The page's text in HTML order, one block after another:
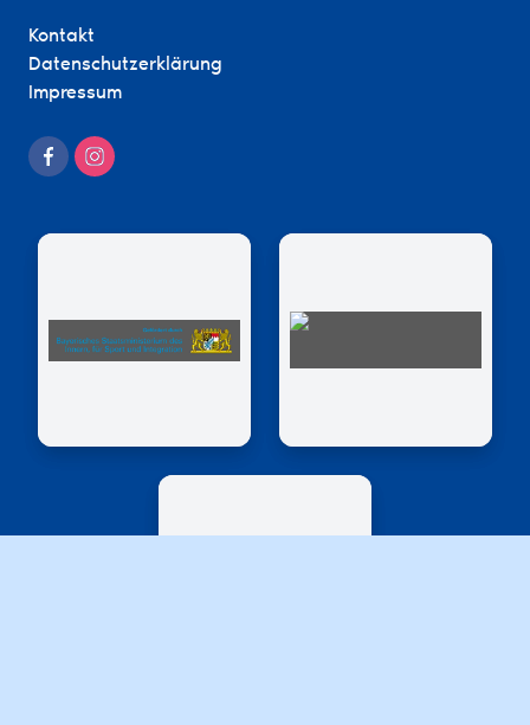
Kontakt
Datenschutzerklärung
Impressum